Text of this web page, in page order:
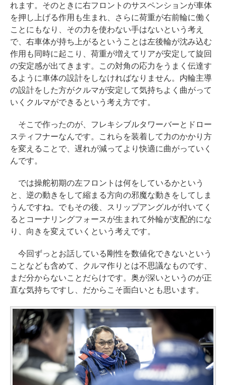
れます。そのときに右フロントのサスペンションが車体
を押し上げる作用も生まれ、さらに荷重が右前輪に働く
ことにもなり、その力を使わない手はないという考え
で、右車体が持ち上がるということは左後輪が沈み込む
作用も同時に起こり、荷重が増えてリアが安定して旋回
の安定感が出てきます。この対角の応力をうまく伝達す
るように車体の設計をしなければなりません。内輪主導
の設計をした方がクルマが安定して気持ちよく曲がって
いくクルマができるという考え方です。
そこで作ったのが、フレキシブルタワーバーとドロー
スティフナーなんです。これらを装着して力のかかり方
を変えることで、遅れが減ってより快適に曲がっていく
んです。
では操舵初期の左フロントは何をしているかという
と、逆の動きをして縮まる方向の邪魔な動きをしてしま
うんですね。でもその後、スリップアングルが付いてく
るとコーナリングフォースが生まれて外輪が支配的にな
り、向きを変えていくという考えです。
今回ずっとお話している剛性を数値化できないという
ことなども含めて、クルマ作りとは不思議なものです、
まだ分からないことだらけです。奥が深いというのが正
直な気持ちですし、だからこそ面白いとも思います。